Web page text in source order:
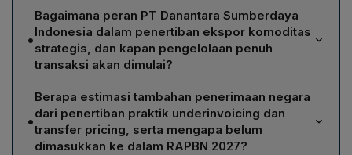
Tujuan utama adalah meningkatkan transparansi,
kredibilitas, dan kepercayaan pasar sehingga
mengurangi praktik ilegal serta mengoptimalkan
penerimaan negara berupa pajak, bea keluar, dan
memasukkan 100% devisa hasil ekspor ke sistem
keuangan Indonesia. Untuk sektor non‑migas, seluruh
devisa (DHE) harus ditahan selama minimal 12 bulan,
sedangkan untuk sektor migas 30% DHE ditahan
•
Bagaimana peran PT Danantara Sumberdaya
Indonesia dalam penertiban ekspor komoditas
strategis, dan kapan pengelolaan penuh
transaksi akan dimulai?
PT Danantara Sumberdaya Indonesia dibentuk sebagai
BUMN ekspor yang mengelola dokumentasi,
pencatatan, dan transaksi ekspor komoditas strategis
seperti batu bara, kelapa sawit, dan ferro alloy. Pada
•
Berapa estimasi tambahan penerimaan negara
dari penertiban praktik underinvoicing dan
transfer pricing, serta mengapa belum
dimasukkan ke dalam RAPBN 2027?